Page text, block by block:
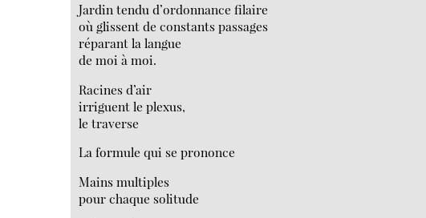
Jardin tendu d’ordonnance filaire
où glissent de constants passages
réparant la langue
de moi à moi.
Racines d’air
irriguent le plexus,
le traverse
La formule qui se prononce
Mains multiples
pour chaque solitude